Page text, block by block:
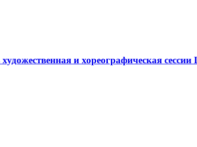
и хореографическая